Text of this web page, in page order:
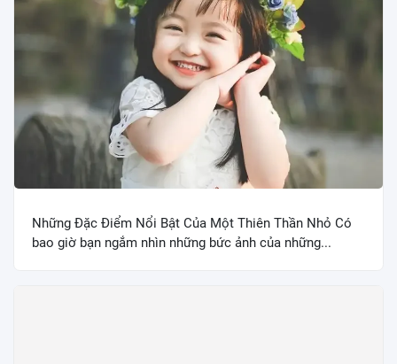
Những Đặc Điểm Nổi Bật Của Một Thiên Thần Nhỏ Có
bao giờ bạn ngắm nhìn những bức ảnh của những...